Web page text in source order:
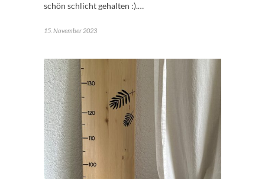
schön schlicht gehalten :).…
15. November 2023